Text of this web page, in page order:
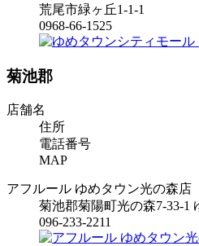
荒尾市緑ヶ丘1-1-1
0968-66-1525
菊池郡
店舗名
住所
電話番号
MAP
アフルール ゆめタウン光の森店
菊池郡菊陽町光の森7-33-1
096-233-2211